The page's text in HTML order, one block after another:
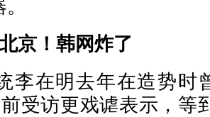
京！韩网炸了
李在明去年在造势时
前受访更戏谑表示，等